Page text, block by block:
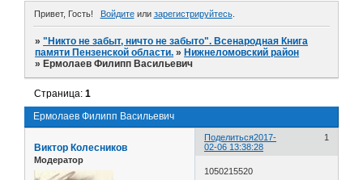
Привет, Гость! Войдитеили зарегистрируйтесь.
»"Никто не забыт, ничто не забыто". Всенародная Книга
памяти Пензенской области. » Нижнеломовский район
» Ермолаев Филипп Васильевич
Ермолаев Филипп Васильевич
Страница:1
Поделиться 1
2017-
02-06 13:38:28
Виктор Колесников
Модератор
1050215520